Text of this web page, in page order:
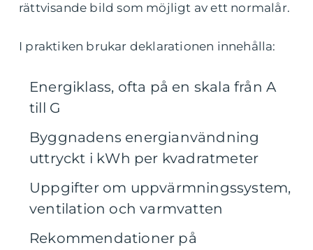
rättvisande bild som möjligt av ett normalår.
I praktiken brukar deklarationen innehålla:
Energiklass, ofta på en skala från A
till G
Byggnadens energianvändning
uttryckt i kWh per kvadratmeter
Uppgifter om uppvärmningssystem,
ventilation och varmvatten
Rekommendationer på